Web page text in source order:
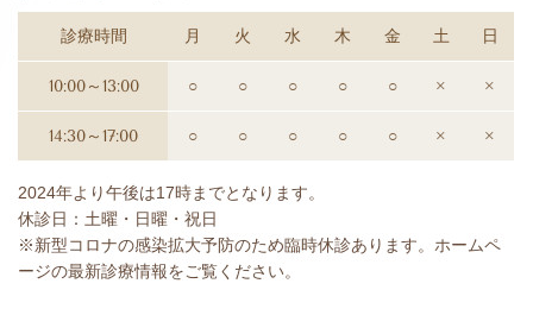
診療時間 月 火 水 木 金 土 日
10:00～13:00 ○ ○ ○ ○ ○ × ×
14:30～17:00 ○ ○ ○ ○ ○ × ×
2024年より午後は17時までとなります。
休診日：土曜・日曜・祝日
※新型コロナの感染拡大予防のため臨時休診あります。ホームペ
ージの最新診療情報をご覧ください。